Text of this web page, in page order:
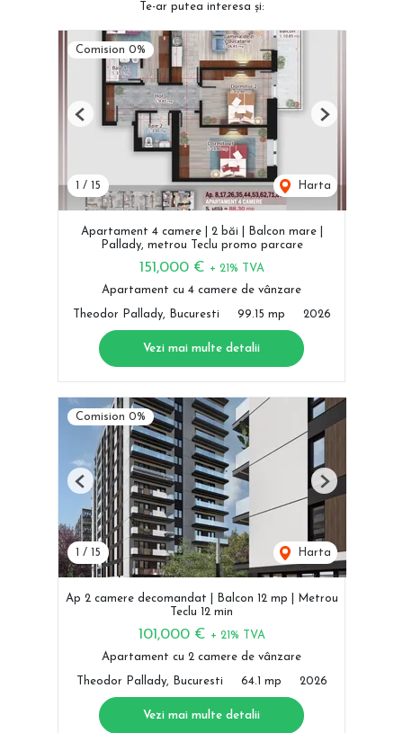
Te-ar putea interesa și:
Comision 0%
/ 15 Harta
Previous Next
Apartament 4 camere | 2 băi | Balcon mare |
Pallady, metrou Teclu promo parcare
151,000 € + 21% TVA
Apartament cu 4 camere de vânzare
Theodor Pallady, Bucuresti 99.15 mp 2026
Vezi mai multe detalii
Comision 0%
/ 15 Harta
Previous Next
Ap 2 camere decomandat | Balcon 12 mp | Metrou
Teclu 12 min
101,000 € + 21% TVA
Apartament cu 2 camere de vânzare
Theodor Pallady, Bucuresti 64.1 mp 2026
Vezi mai multe detalii